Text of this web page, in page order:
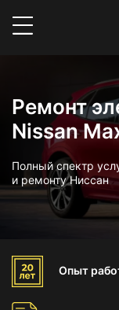
Ремонт
Nissan
Полный спектр
и ремонту Ниссан
Опыт